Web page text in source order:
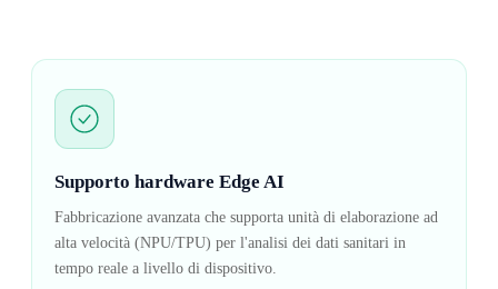
Supporto hardware Edge AI
Fabbricazione avanzata che supporta unità di elaborazione ad
alta velocità (NPU/TPU) per l'analisi dei dati sanitari in
tempo reale a livello di dispositivo.